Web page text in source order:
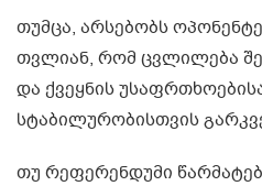
თუმცა, არსებობს
თვლიან, რომ ცვლილება
და ქვეყნის
სტაბილურობისთვის
თუ რეფერენდუმი